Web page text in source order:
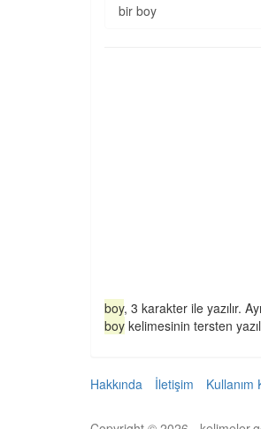
bir boy
boy, 3 karakter ile yazılır.
boy kelimesinin tersten
Hakkında İletişim Kullanım